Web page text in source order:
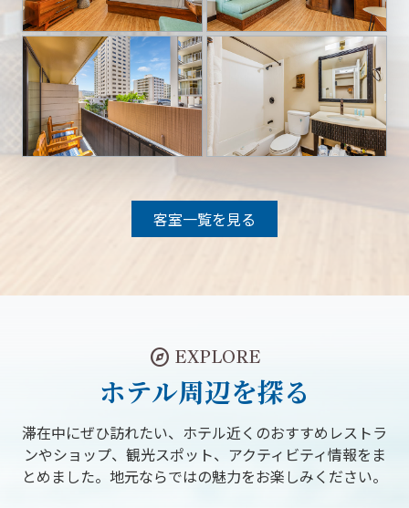
客室一覧を見る
explore EXPLORE
ホテル周辺を探る
滞在中にぜひ訪れたい、ホテル近くのおすすめレストラ
ンやショップ、観光スポット、アクティビティ情報をま
とめました。地元ならではの魅力をお楽しみください。